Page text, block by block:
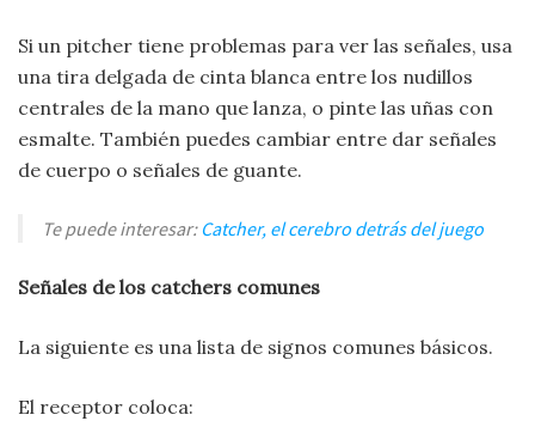
Si un pitcher tiene problemas para ver las señales, usa
una tira delgada de cinta blanca entre los nudillos
centrales de la mano que lanza, o pinte las uñas con
esmalte. También puedes cambiar entre dar señales
de cuerpo o señales de guante.
Te puede interesar: Catcher, el cerebro detrás del juego
Señales de los catchers comunes
La siguiente es una lista de signos comunes básicos.
El receptor coloca: